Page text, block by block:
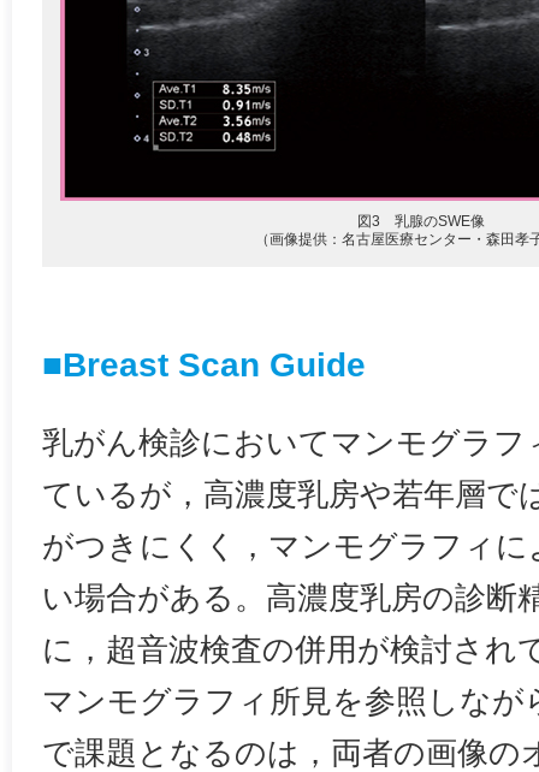
図3 乳腺のSWE像
（画像提供：名古屋医療センター・森田孝
■Breast Scan Guide
乳がん検診においてマンモグラフ
ているが，高濃度乳房や若年層で
がつきにくく，マンモグラフィ
い場合がある。高濃度乳房の診断
に，超音波検査の併用が検討され
マンモグラフィ所見を参照しなが
で課題となるのは，両者の画像の